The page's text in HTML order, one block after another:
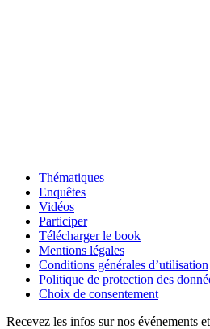
Thématiques
Enquêtes
Vidéos
Participer
Télécharger le book
Mentions légales
Conditions générales d’utilisation
Politique de protection des
Choix de consentement
Recevez les infos sur nos événements